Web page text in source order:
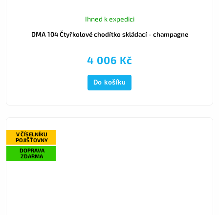
DMA 104 Čtyřkolové chodítko skládací - champagne
Ihned k expedici
4 006 Kč
Do košíku
V ČÍSELNÍKU
POJIŠŤOVNY
DOPRAVA
ZDARMA